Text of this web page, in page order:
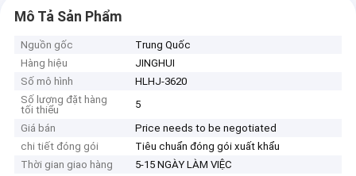
Mô Tả Sản Phẩm
Nguồn gốc
Trung Quốc
Hàng hiệu
JINGHUI
Số mô hình
HLHJ-3620
Số lượng đặt hàng
tối thiểu
5
Giá bán
Price needs to be negotiated
chi tiết đóng gói
Tiêu chuẩn đóng gói xuất khẩu
Thời gian giao hàng
5-15 NGÀY LÀM VIỆC